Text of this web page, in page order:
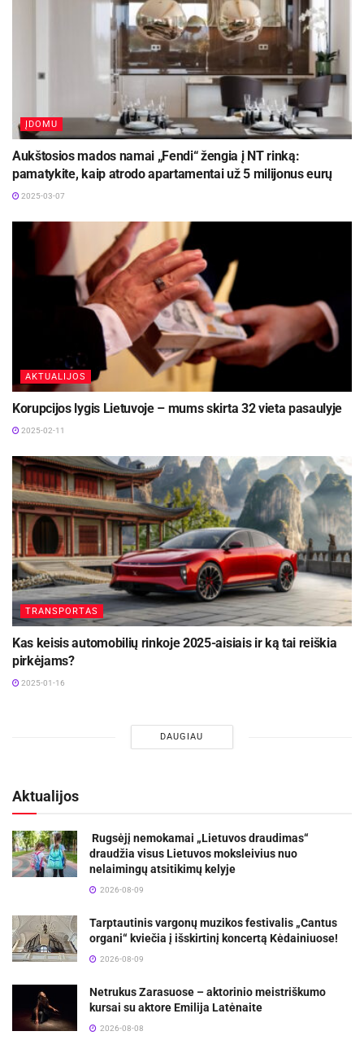
ĮDOMU
Aukštosios mados namai „Fendi“ žengia į NT rinką:
pamatykite, kaip atrodo apartamentai už 5 milijonus eurų
2025-03-07
AKTUALIJOS
Korupcijos lygis Lietuvoje – mums skirta 32 vieta pasaulyje
2025-02-11
TRANSPORTAS
Kas keisis automobilių rinkoje 2025-aisiais ir ką tai reiškia
pirkėjams?
2025-01-16
DAUGIAU
Aktualijos
Rugsėjį nemokamai „Lietuvos draudimas“
draudžia visus Lietuvos moksleivius nuo
nelaimingų atsitikimų kelyje
2026-08-09
Tarptautinis vargonų muzikos festivalis „Cantus
organi“ kviečia į išskirtinį koncertą Kėdainiuose!
2026-08-09
Netrukus Zarasuose – aktorinio meistriškumo
kursai su aktore Emilija Latėnaite
2026-08-08